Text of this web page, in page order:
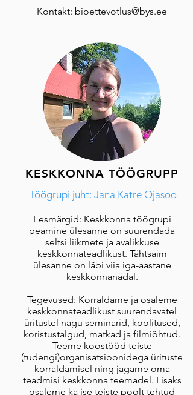
Kontakt: bioettevotlus@bys.ee
KESKKONNA TÖÖGRUPP
Töögrupi juht: Jana Katre Ojasoo
Eesmärgid: Keskkonna töögrupi
peamine ülesanne on suurendada
seltsi liikmete ja avalikkuse
keskkonnateadlikust. Tähtsaim
ülesanne on läbi viia iga-aastane
keskkonnanädal.
Tegevused: Korraldame ja osaleme
keskkonnateadlikust suurendavatel
üritustel nagu seminarid, koolitused,
koristustalgud, matkad ja filmiõhtud.
Teeme koostööd teiste
(tudengi)organisatsioonidega ürituste
korraldamisel ning jagame oma
teadmisi keskkonna teemadel. Lisaks
osaleme ka ise teiste poolt tehtud